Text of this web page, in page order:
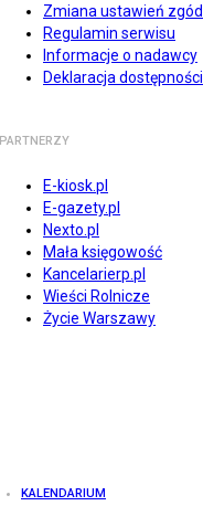
Zmiana ustawień zgód
Regulamin serwisu
Informacje o nadawcy
Deklaracja dostępności
PARTNERZY
E-kiosk.pl
E-gazety.pl
Nexto.pl
Mała księgowość
Kancelarierp.pl
Wieści Rolnicze
Życie Warszawy
KALENDARIUM